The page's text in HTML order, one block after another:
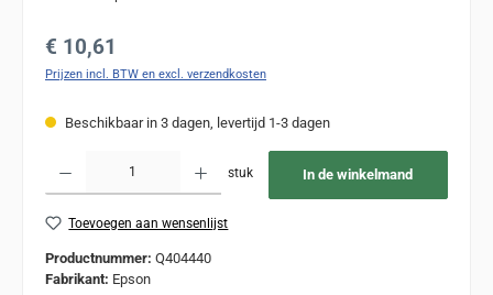
Normale prijs:
€ 10,61
Prijzen incl. BTW en excl. verzendkosten
Beschikbaar in 3 dagen, levertijd 1-3 dagen
stuk In de winkelmand
Toevoegen aan wensenlijst
Productnummer: Q404440
Fabrikant: Epson